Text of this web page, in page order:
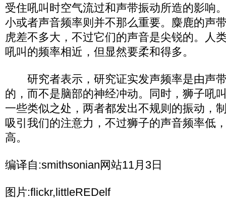
受住吼叫时空气流过和声带振动所造的影响
小或者声音频率则并不那么重要。麋鹿的声
虎差不多大，不过它们的声音是尖锐的。人
吼叫的频率相近，但显然要柔和得多。
研究者表示，研究证实发声频率是由声
的，而不是脑部的神经冲动。同时，狮子吼
一些类似之处，两者都发出不规则的振动，
吸引我们的注意力，不过狮子的声音频率低
高。
编译自:smithsonian网站11月3日
图片:flickr,littleREDelf